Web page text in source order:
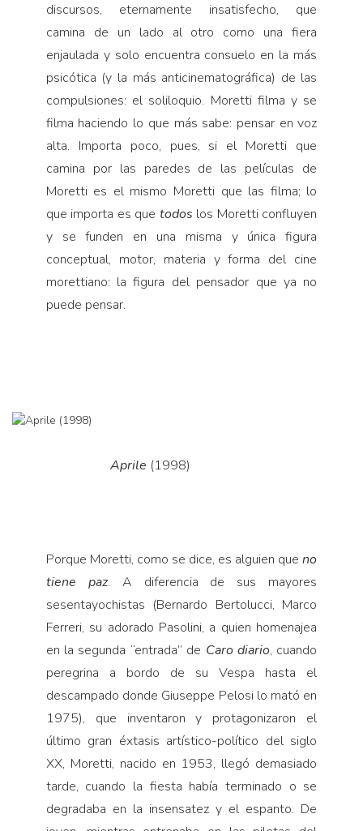
discursos, eternamente insatisfecho, que
camina de un lado al otro como una fiera
enjaulada y solo encuentra consuelo en la más
psicótica (y la más anticinematográfica) de las
compulsiones: el soliloquio. Moretti filma y se
filma haciendo lo que más sabe: pensar en voz
alta. Importa poco, pues, si el Moretti que
camina por las paredes de las películas de
Moretti es el mismo Moretti que las filma; lo
que importa es que todos los Moretti confluyen
y se funden en una misma y única figura
conceptual, motor, materia y forma del cine
morettiano: la figura del pensador que ya no
puede pensar.
Aprile (1998)
Porque Moretti, como se dice, es alguien queno
tiene paz. A diferencia de sus mayores
sesentayochistas (Bernardo Bertolucci, Marco
Ferreri, su adorado Pasolini, a quien homenajea
en la segunda “entrada” de Caro diario, cuando
peregrina a bordo de su Vespa hasta el
descampado donde Giuseppe Pelosi lo mató en
1975), que inventaron y protagonizaron el
último gran éxtasis artístico-político del siglo
XX, Moretti, nacido en 1953, llegó demasiado
tarde, cuando la fiesta había terminado o se
degradaba en la insensatez y el espanto. De